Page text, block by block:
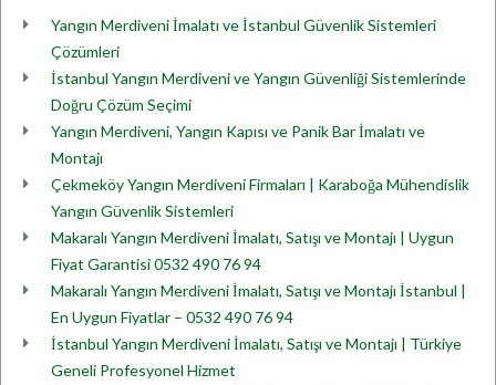
Yangın Merdiveni İmalatı ve İstanbul Güvenlik Sistemleri
Çözümleri
İstanbul Yangın Merdiveni ve Yangın Güvenliği Sistemlerinde
Doğru Çözüm Seçimi
Yangın Merdiveni, Yangın Kapısı ve Panik Bar İmalatı ve
Montajı
Çekmeköy Yangın Merdiveni Firmaları | Karaboğa Mühendislik
Yangın Güvenlik Sistemleri
Makaralı Yangın Merdiveni İmalatı, Satışı ve Montajı | Uygun
Fiyat Garantisi 0532 490 76 94
Makaralı Yangın Merdiveni İmalatı, Satışı ve Montajı İstanbul |
En Uygun Fiyatlar – 0532 490 76 94
İstanbul Yangın Merdiveni İmalatı, Satışı ve Montajı | Türkiye
Geneli Profesyonel Hizmet